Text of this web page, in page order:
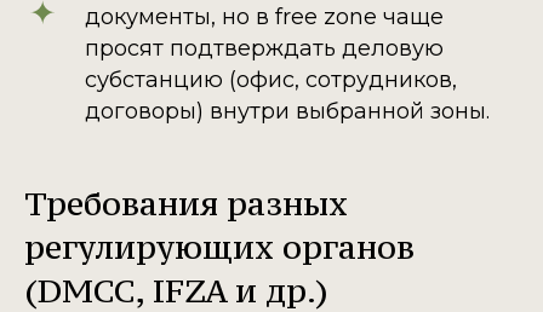
документы, но в free zone чаще
просят подтверждать деловую
субстанцию (офис, сотрудников,
договоры) внутри выбранной зоны.
Требования разных
регулирующих органов
(DMCC, IFZA и др.)